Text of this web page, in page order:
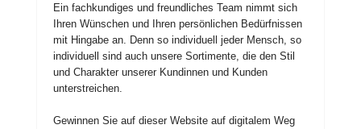
Ein fachkundiges und freundliches Team nimmt sich
Ihren Wünschen und Ihren persönlichen Bedürfnissen
mit Hingabe an. Denn so individuell jeder Mensch, so
individuell sind auch unsere Sortimente, die den Stil
und Charakter unserer Kundinnen und Kunden
unterstreichen.
Gewinnen Sie auf dieser Website auf digitalem Weg